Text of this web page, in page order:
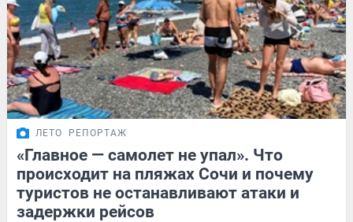
ЛЕТО РЕПОРТАЖ
«Главное — самолет не упал». Что
происходит на пляжах Сочи и почему
туристов не останавливают атаки и
задержки рейсов